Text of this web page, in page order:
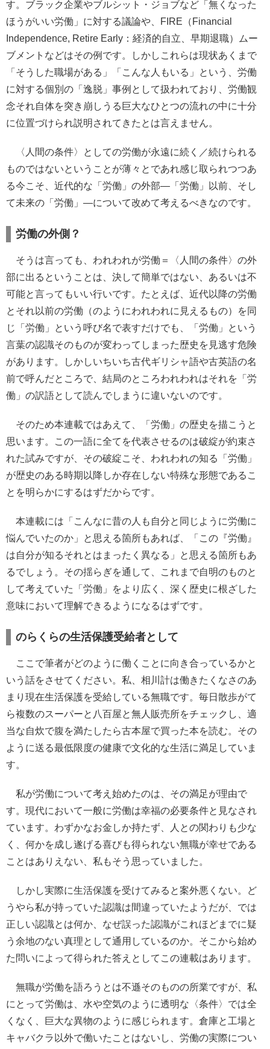
す。ブラック企業やブルシット・ジョブなど「無くなった
ほうがいい労働」に対する議論や、FIRE（Financial
Independence, Retire Early：経済的自立、早期退職）ムー
ブメントなどはその例です。しかしこれらは現状あくまで
「そうした職場がある」「こんな人もいる」という、労働
に対する個別の「逸脱」事例として扱われており、労働観
念それ自体を突き崩しうる巨大なひとつの流れの中に十分
に位置づけられ説明されてきたとは言えません。
〈人間の条件〉としての労働が永遠に続く／続けられる
ものではないということが薄々とであれ感じ取られつつあ
る今こそ、近代的な「労働」の外部―「労働」以前、そし
て未来の「労働」―について改めて考えるべきなのです。
労働の外側？
そうは言っても、われわれが労働＝〈人間の条件〉の外
部に出るということは、決して簡単ではない、あるいは不
可能と言ってもいい行いです。たとえば、近代以降の労働
とそれ以前の労働（のようにわれわれに見えるもの）を同
じ「労働」という呼び名で表すだけでも、「労働」という
言葉の認識そのものが変わってしまった歴史を見逃す危険
があります。しかしいちいち古代ギリシャ語や古英語の名
前で呼んだところで、結局のところわれわれはそれを「労
働」の訳語として読んでしまうに違いないのです。
そのため本連載ではあえて、「労働」の歴史を描こうと
思います。この一語に全てを代表させるのは破綻が約束さ
れた試みですが、その破綻こそ、われわれの知る「労働」
が歴史のある時期以降しか存在しない特殊な形態であるこ
とを明らかにするはずだからです。
本連載には「こんなに昔の人も自分と同じように労働に
悩んでいたのか」と思える箇所もあれば、「この『労働』
は自分が知るそれとはまったく異なる」と思える箇所もあ
るでしょう。その揺らぎを通して、これまで自明のものと
して考えていた「労働」をより広く、深く歴史に根ざした
意味において理解できるようになるはずです。
のらくらの生活保護受給者として
ここで筆者がどのように働くことに向き合っているかと
いう話をさせてください。私、相川計は働きたくなさのあ
まり現在生活保護を受給している無職です。毎日散歩がて
ら複数のスーパーと八百屋と無人販売所をチェックし、適
当な自炊で腹を満たしたら古本屋で買った本を読む。その
ように送る最低限度の健康で文化的な生活に満足していま
す。
私が労働について考え始めたのは、その満足が理由で
す。現代において一般に労働は幸福の必要条件と見なされ
ています。わずかなお金しか持たず、人との関わりも少な
く、何かを成し遂げる喜びも得られない無職が幸せである
ことはありえない、私もそう思っていました。
しかし実際に生活保護を受けてみると案外悪くない。ど
うやら私が持っていた認識は間違っていたようだが、では
正しい認識とは何か、なぜ誤った認識がこれほどまでに疑
う余地のない真理として通用しているのか。そこから始め
た問いによって得られた答えとしてこの連載はあります。
無職が労働を語ろうとは不遜そのものの所業ですが、私
にとって労働は、水や空気のように透明な〈条件〉では全
くなく、巨大な異物のように感じられます。倉庫と工場と
キャバクラ以外で働いたことはないし、労働の実際につい